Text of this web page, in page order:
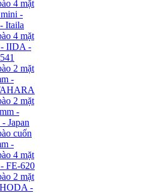
4 mặt
-
Itaila
4 mặt
- IIDA -
2 mặt
-
2 mặt
-
Japan
cuốn
-
4 mặt
FE-620
2 mặt
-